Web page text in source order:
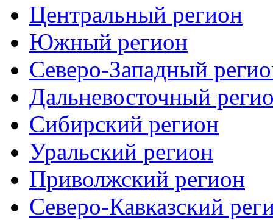
Центральный регион
Южный регион
Северо-Западный
Дальневосточный
Сибирский регион
Уральский регион
Приволжский регион
Северо-Кавказский